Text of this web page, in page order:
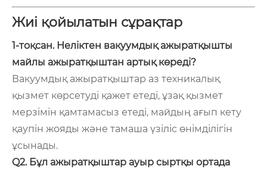
Жиі қойылатын сұрақтар
1-тоқсан. Неліктен вакуумдық ажыратқышты
майлы ажыратқыштан артық көреді?
Вакуумдық ажыратқыштар аз техникалық
қызмет көрсетуді қажет етеді, ұзақ қызмет
мерзімін қамтамасыз етеді, майдың ағып кету
қаупін жояды және тамаша үзіліс өнімділігін
ұсынады.
Q2. Бұл ажыратқыштар ауыр сыртқы ортада